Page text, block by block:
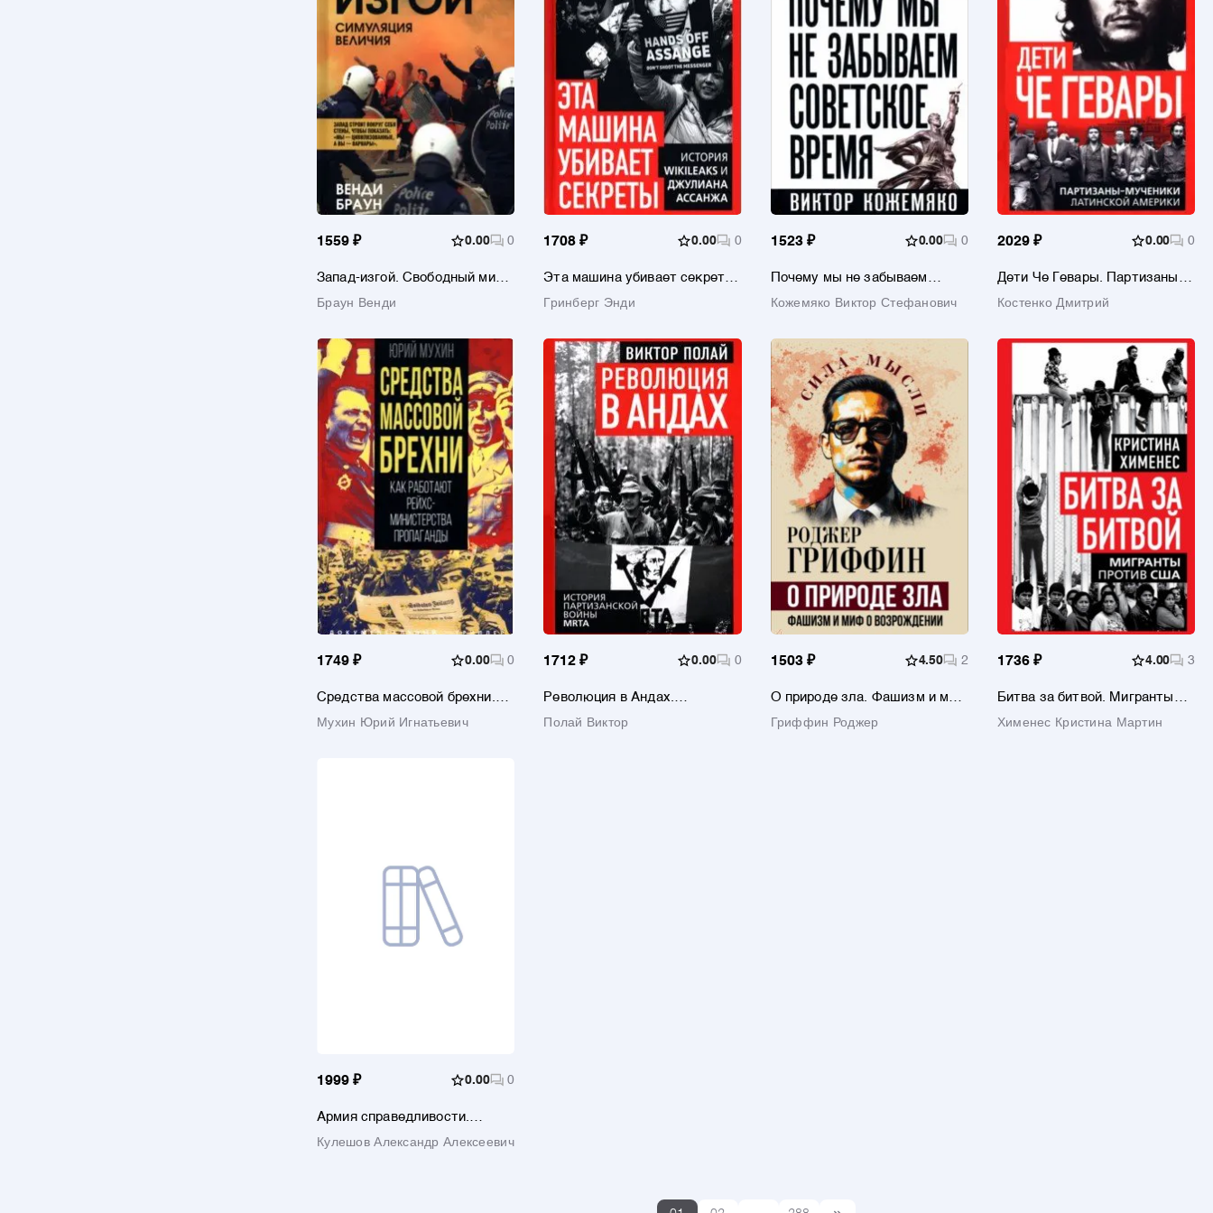
1559 ₽ 0.00 0
Запад-изгой. Свободный мир
Браун Венди
1708 ₽ 0.00 0
Эта машина убивает секреты.
Джулиана Ассанжа
Гринберг Энди
1523 ₽ 0.00 0
Почему мы не забываем
Кожемяко Виктор Стефанович
2029 ₽ 0.00 0
Дети Че Гевары. Партизаны-
Костенко Дмитрий
1749 ₽ 0.00 0
Средства массовой брехни.
рейхсминистерства
Мухин Юрий Игнатьевич
1712 ₽ 0.00 0
Революция в Андах.
Полай Виктор
1503 ₽ 4.50 2
О природе зла. Фашизм и миф
Гриффин Роджер
1736 ₽ 4.00 3
Битва за битвой. Мигранты
Хименес Кристина Мартин
1999 ₽ 0.00 0
Армия справедливости.
Европе
Кулешов Александр Алексеевич